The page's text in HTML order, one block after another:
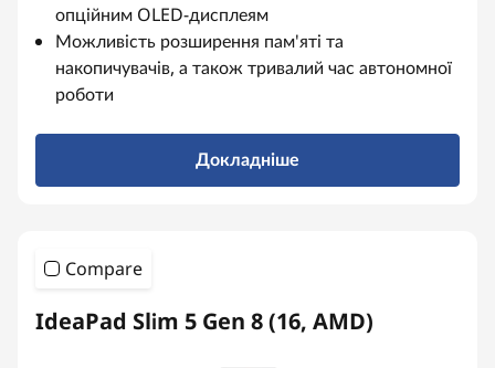
опційним OLED-дисплеям
Можливість розширення пам'яті та
накопичувачів, а також тривалий час автономної
роботи
Докладніше
Compare
IdeaPad Slim 5 Gen 8 (16, AMD)